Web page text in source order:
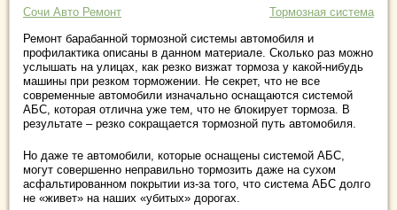
Сочи Авто Ремонт
Тормозная система
Ремонт барабанной тормозной системы автомобиля и
профилактика описаны в данном материале. Сколько раз можно
услышать на улицах, как резко визжат тормоза у какой-нибудь
машины при резком торможении. Не секрет, что не все
современные автомобили изначально оснащаются системой
АБС, которая отлична уже тем, что не блокирует тормоза. В
результате – резко сокращается тормозной путь автомобиля.
Но даже те автомобили, которые оснащены системой АБС,
могут совершенно неправильно тормозить даже на сухом
асфальтированном покрытии из-за того, что система АБС долго
не «живет» на наших «убитых» дорогах.